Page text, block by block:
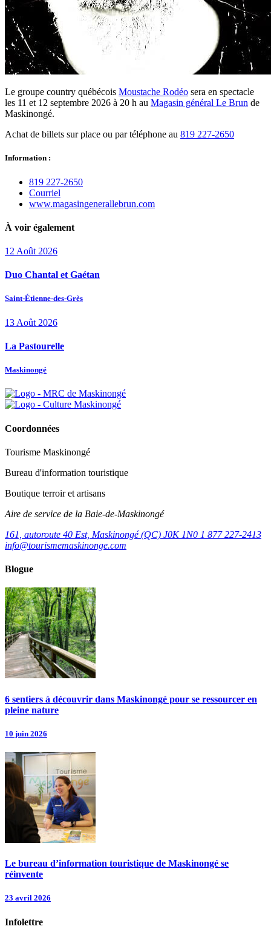
Le groupe country québécois Moustache Rodéo sera en spectacle
les 11 et 12 septembre 2026 à 20 h au Magasin général Le Brun de
Maskinongé.
Achat de billets sur place ou par téléphone au 819 227-2650
Information :
819 227‑2650
Courriel
www.magasingenerallebrun.com
À voir également
12 Août 2026
Duo Chantal et Gaétan
Saint-Étienne-des-Grès
13 Août 2026
La Pastourelle
Maskinongé
Coordonnées
Tourisme Maskinongé
Bureau d'information touristique
Boutique terroir et artisans
Aire de service de la Baie-de-Maskinongé
161, autoroute 40 Est, Maskinongé (QC) J0K 1N0 1 877 227-2413
info@tourismemaskinonge.com
Blogue
6 sentiers à découvrir dans Maskinongé pour se ressourcer en
pleine nature
10 juin 2026
Le bureau d’information touristique de Maskinongé se
réinvente
23 avril 2026
Infolettre